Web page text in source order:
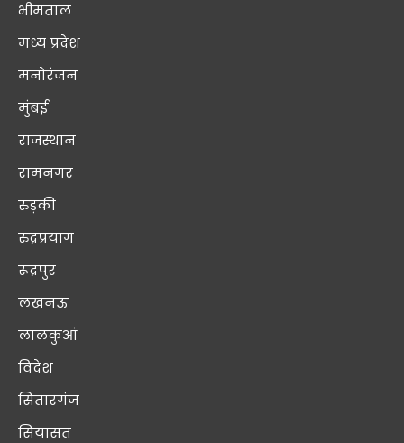
भीमताल
मध्य प्रदेश
मनोरंजन
मुंबई
राजस्थान
रामनगर
रुड़की
रुद्रप्रयाग
रूद्रपुर
लखनऊ
लालकुआं
विदेश
सितारगंज
सियासत